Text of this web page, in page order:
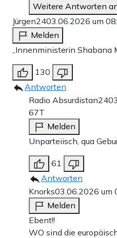
Weitere Antworten
Jürgen2403.06.2026 um
Melden
„Innenministerin Shabana
130
Antworten
Radio Absurdistan24
67T
Melden
Unparteiisch, qua
61
Antworten
Knorks03.06.2026 um
Melden
Ebent!!
WO sind die